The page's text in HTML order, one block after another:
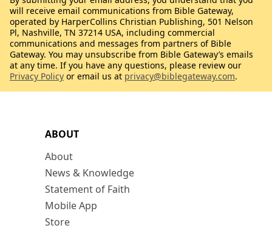
ABOUT
About
News & Knowledge
Statement of Faith
Mobile App
Store
will receive email communications from Bible Gateway,
operated by HarperCollins Christian Publishing, 501 Nelson
Pl, Nashville, TN 37214 USA, including commercial
communications and messages from partners of Bible
Gateway. You may unsubscribe from Bible Gateway’s emails
at any time. If you have any questions, please review our
Privacy Policy or email us at privacy@biblegateway.com.